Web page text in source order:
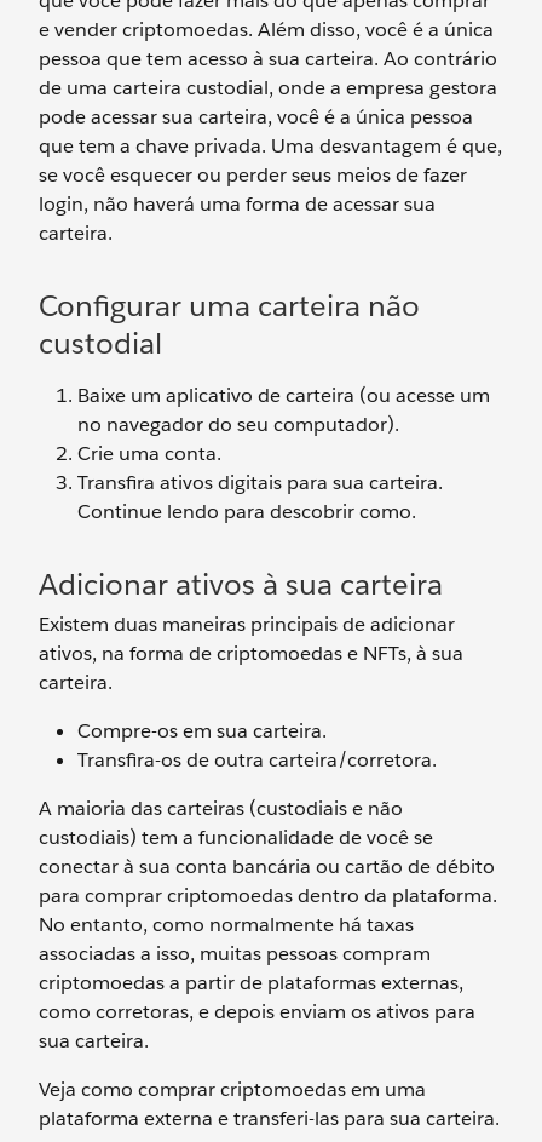
e vender criptomoedas. Além disso, você é a única
pessoa que tem acesso à sua carteira. Ao contrário
de uma carteira custodial, onde a empresa gestora
pode acessar sua carteira, você é a única pessoa
que tem a chave privada. Uma desvantagem é que,
se você esquecer ou perder seus meios de fazer
login, não haverá uma forma de acessar sua
carteira.
Configurar uma carteira não
custodial
Baixe um aplicativo de carteira (ou acesse um
no navegador do seu computador).
Crie uma conta.
Transfira ativos digitais para sua carteira.
Continue lendo para descobrir como.
Adicionar ativos à sua carteira
Existem duas maneiras principais de adicionar
ativos, na forma de criptomoedas e NFTs, à sua
carteira.
Compre-os em sua carteira.
Transfira-os de outra carteira/corretora.
A maioria das carteiras (custodiais e não
custodiais) tem a funcionalidade de você se
conectar à sua conta bancária ou cartão de débito
para comprar criptomoedas dentro da plataforma.
No entanto, como normalmente há taxas
associadas a isso, muitas pessoas compram
criptomoedas a partir de plataformas externas,
como corretoras, e depois enviam os ativos para
sua carteira.
Veja como comprar criptomoedas em uma
plataforma externa e transferi-las para sua carteira.